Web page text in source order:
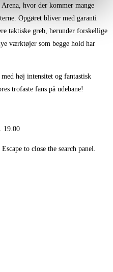
hvor der kommer mange
Opgøret bliver med garanti
taktiske greb, herunder forskellige
værktøjer som begge hold har
høj intensitet og fantastisk
trofaste fans på udebane!
19.00
Escape to close the search panel.